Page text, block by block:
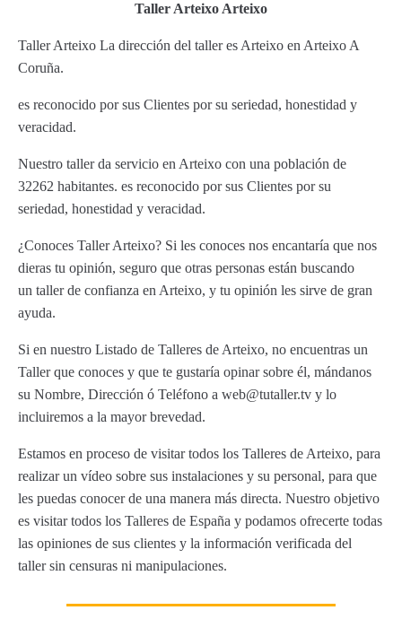
Taller Arteixo Arteixo
Taller Arteixo La dirección del taller es Arteixo en Arteixo A
Coruña.
es reconocido por sus Clientes por su seriedad, honestidad y
veracidad.
Nuestro taller da servicio en Arteixo con una población de
32262 habitantes. es reconocido por sus Clientes por su
seriedad, honestidad y veracidad.
¿Conoces Taller Arteixo? Si les conoces nos encantaría que nos
dieras tu opinión, seguro que otras personas están buscando
un taller de confianza en Arteixo, y tu opinión les sirve de gran
ayuda.
Si en nuestro Listado de Talleres de Arteixo, no encuentras un
Taller que conoces y que te gustaría opinar sobre él, mándanos
su Nombre, Dirección ó Teléfono a web@tutaller.tv y lo
incluiremos a la mayor brevedad.
Estamos en proceso de visitar todos los Talleres de Arteixo, para
realizar un vídeo sobre sus instalaciones y su personal, para que
les puedas conocer de una manera más directa. Nuestro objetivo
es visitar todos los Talleres de España y podamos ofrecerte todas
las opiniones de sus clientes y la información verificada del
taller sin censuras ni manipulaciones.